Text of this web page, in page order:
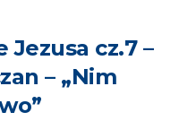
cz.7 –
– „Nim